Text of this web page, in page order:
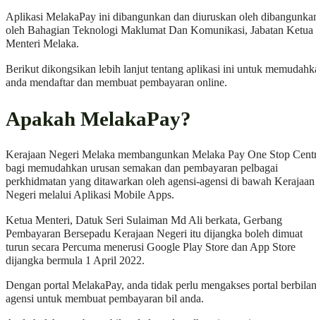
Aplikasi MelakaPay ini dibangunkan dan diuruskan oleh
oleh Bahagian Teknologi Maklumat Dan Komunikasi, Jabatan Ketua
Menteri Melaka.
Berikut dikongsikan lebih lanjut tentang aplikasi ini untuk
anda mendaftar dan membuat pembayaran online.
Apakah MelakaPay?
Kerajaan Negeri Melaka membangunkan Melaka Pay One Stop
bagi memudahkan urusan semakan dan pembayaran pelbagai
perkhidmatan yang ditawarkan oleh agensi-agensi di bawah Kerajaan
Negeri melalui Aplikasi Mobile Apps.
Ketua Menteri, Datuk Seri Sulaiman Md Ali berkata, Gerbang
Pembayaran Bersepadu Kerajaan Negeri itu dijangka boleh dimuat
turun secara Percuma menerusi Google Play Store dan App Store
dijangka bermula 1 April 2022.
Dengan portal MelakaPay, anda tidak perlu mengakses portal
agensi untuk membuat pembayaran bil anda.